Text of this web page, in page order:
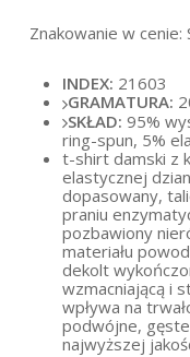
Znakowanie w
INDEX: 21603
GRAMATURA:
SKŁAD: 95%
ring-spun, 5%
t-shirt damski z
elastycznej
dopasowany,
praniu
pozbawiony
materiału
dekolt
wzmacniającą i
wpływa na
podwójne,
najwyższej